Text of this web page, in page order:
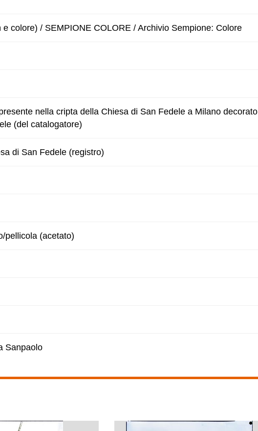
colore) / SEMPIONE COLORE / Archivio Sempione: Colore
nella cripta della Chiesa di San Fedele a Milano decorato
(del catalogatore)
di San Fedele (registro)
pellicola (acetato)
Sanpaolo